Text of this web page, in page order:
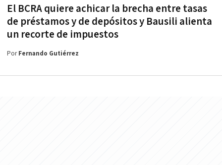
El BCRA quiere achicar la brecha entre tasas
de préstamos y de depósitos y Bausili alienta
un recorte de impuestos
PorFernando Gutiérrez